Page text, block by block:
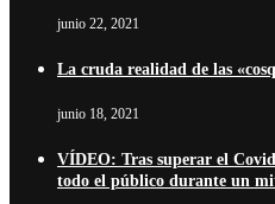
junio 22, 2021
La cruda realidad de las
junio 18, 2021
VÍDEO: Tras superar el
todo el público durante un